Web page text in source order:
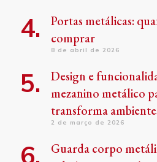
Portas metálicas:
comprar
8 de abril de 2026
Design e
mezanino metálico
transforma
2 de março de 2026
Guarda corpo